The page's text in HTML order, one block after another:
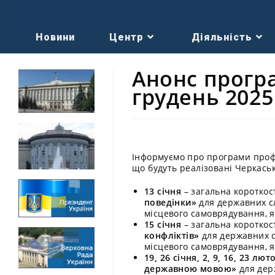
Новини Центр Діяльність
Анонс
грудень
Інформуємо про програми
що будуть реалізовані
13 січня – загальна
поведінки» для державних
місцевого самоврядування,
15 січня – загальна
конфліктів» для державних
місцевого самоврядування,
19, 26 січня, 2, 9, 16, 23
державною мовою» для